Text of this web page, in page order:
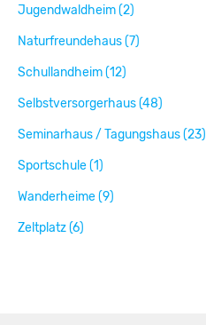
Jugendwaldheim (2)
Naturfreundehaus (7)
Schullandheim (12)
Selbstversorgerhaus (48)
Seminarhaus / Tagungshaus (23)
Sportschule (1)
Wanderheime (9)
Zeltplatz (6)